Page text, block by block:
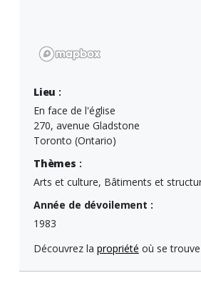
Lieu :
En face de l'église
270, avenue Gladstone
Toronto (Ontario)
Thèmes :
Arts et culture, Bâtiments et
Année de dévoilement :
1983
Découvrez la propriété où se